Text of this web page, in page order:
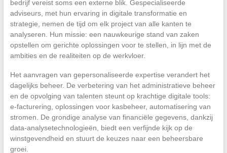
bedrijf vereist soms een externe blik. Gespecialiseerde
adviseurs, met hun ervaring in digitale transformatie en
strategie, nemen de tijd om elk project van alle kanten te
analyseren. Hun missie: een nauwkeurige stand van zaken
opstellen om gerichte oplossingen voor te stellen, in lijn met de
ambities en de realiteiten op de werkvloer.
Het aanvragen van gepersonaliseerde expertise verandert het
dagelijks beheer. De verbetering van het administratieve beheer
en de opvolging van talenten steunt op krachtige digitale tools:
e-facturering, oplossingen voor kasbeheer, automatisering van
stromen. De grondige analyse van financiële gegevens, dankzij
data-analysetechnologieën, biedt een verfijnde kijk op de
winstgevendheid en stuurt de keuzes naar een beheersbare
groei.